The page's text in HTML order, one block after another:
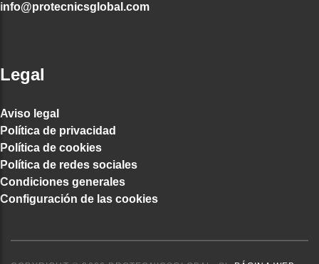
info@protecnicsglobal.com
Legal
Aviso legal
Política de privacidad
Política de cookies
Política de redes sociales
Condiciones generales
Configuración de las cookies